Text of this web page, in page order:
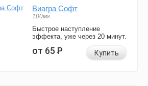
Виагра Софт
100мг
Быстрое наступление
эффекта, уже через 20 минут.
от 65Р Купить